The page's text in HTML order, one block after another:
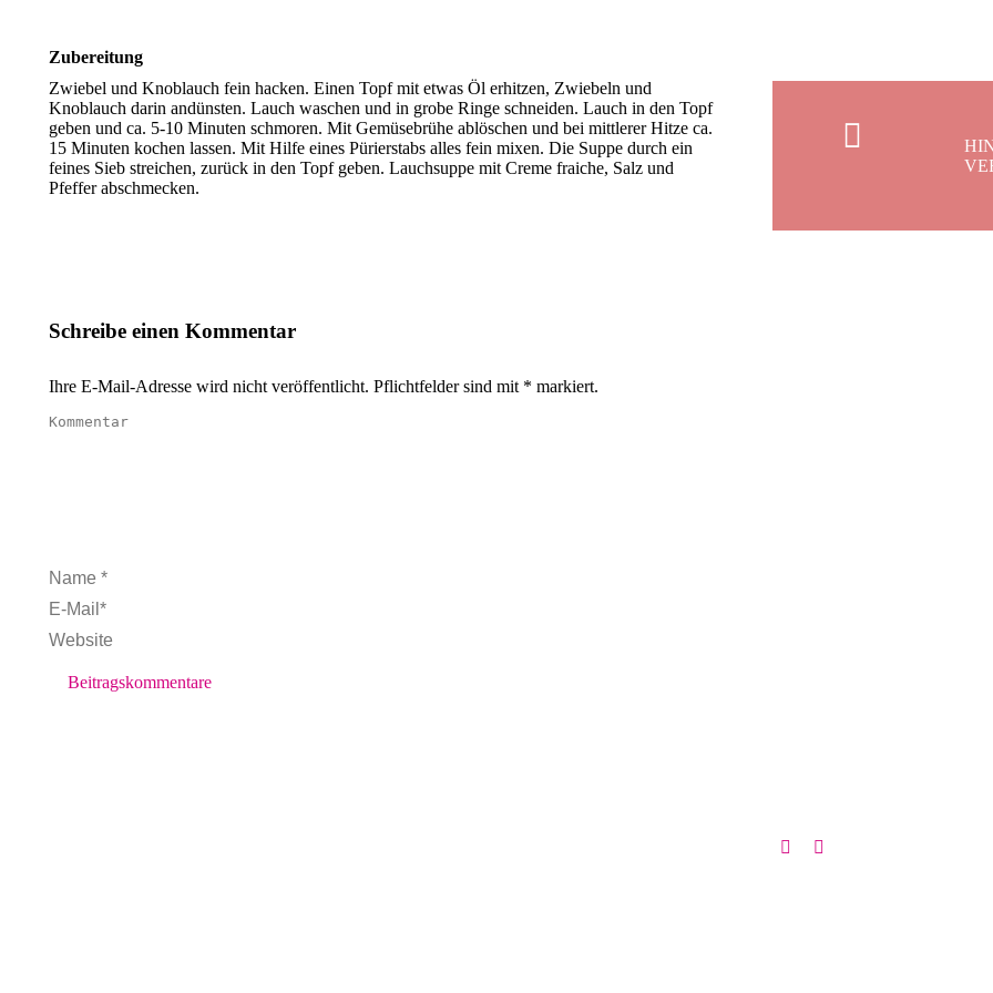
Zubereitung
Zwiebel und Knoblauch fein hacken. Einen Topf mit etwas Öl erhitzen, Zwiebeln und
Knoblauch darin andünsten. Lauch waschen und in grobe Ringe schneiden. Lauch in den Topf
geben und ca. 5-10 Minuten schmoren. Mit Gemüsebrühe ablöschen und bei mittlerer Hitze ca.
15 Minuten kochen lassen. Mit Hilfe eines Pürierstabs alles fein mixen. Die Suppe durch ein
feines Sieb streichen, zurück in den Topf geben. Lauchsuppe mit Creme fraiche, Salz und
Pfeffer abschmecken.
Schreibe einen Kommentar
Ihre E-Mail-Adresse wird nicht veröffentlicht. Pflichtfelder sind mit * markiert.
Kommentar
Name *
E-Mail *
Website
Beitragskommentare